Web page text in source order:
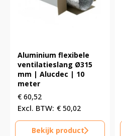
Aluminium flexibele
ventilatieslang Ø315
mm | Alucdec | 10
meter
€ 60,52
€ 50,02
Bekijk product